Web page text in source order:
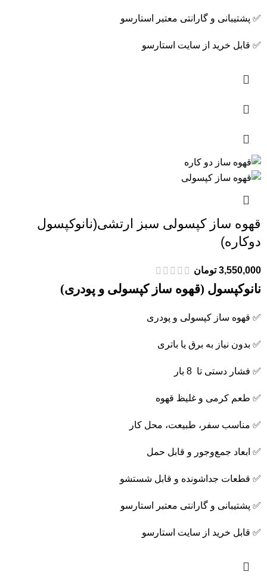
✅ پشتیبانی و گارانتی معتبر استارسو
✅ قابل خرید از سایت استارسو
قهوه ساز کپسولی سبز ارتشی(نانوکپسول
دوکاره)
3,550,000 تومان
نانوکپسول (قهوه ساز کپسولی و پودری)
✅ قهوه ساز کپسولی و پودری
✅ بدون نیاز به برق یا باتری
✅ فشار دستی تا 8 بار
✅ طعم کرمی و غلیظ قهوه
✅ مناسب سفر، طبیعت، محل کار
✅ ابعاد جمع‌وجور و قابل حمل
✅ قطعات جداشونده و قابل شستشو
✅ پشتیبانی و گارانتی معتبر استارسو
✅ قابل خرید از سایت استارسو